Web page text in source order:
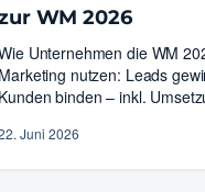
WM 2026
Unternehmen die WM
nutzen: Leads
binden – inkl.
Juni 2026